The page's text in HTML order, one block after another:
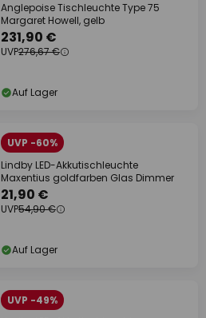
Anglepoise Tischleuchte Type 75
Margaret Howell, gelb
231,90 €
UVP276,67 €
Auf Lager
UVP -60%
Lindby LED-Akkutischleuchte
Maxentius goldfarben Glas Dimmer
21,90 €
UVP54,90 €
Auf Lager
UVP -49%